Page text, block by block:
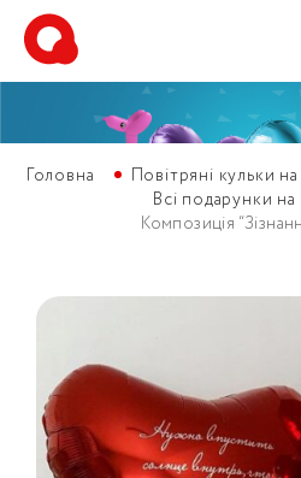
Головна
Повітряні кульки
Всі подарунки
Композиція